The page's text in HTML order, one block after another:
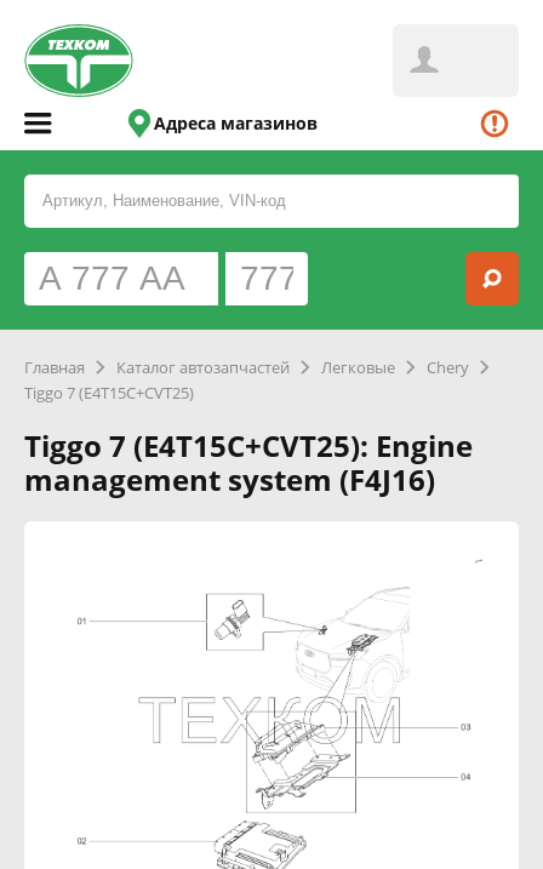
Адреса магазинов
Главная Каталог автозапчастей Легковые
Chery
Tiggo 7 (E4T15C+CVT25)
Tiggo 7 (E4T15C+CVT25): Engine
management system (F4J16)